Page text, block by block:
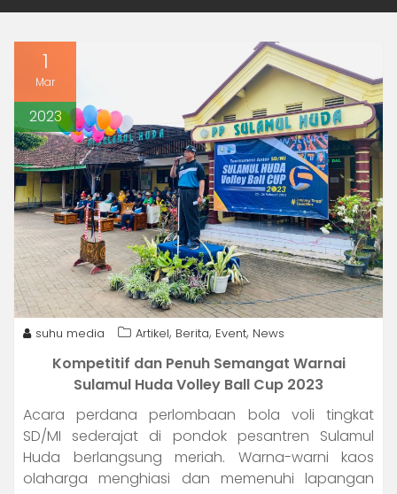
1
Mar
2023
suhu media Artikel, Berita, Event, News
Kompetitif dan Penuh Semangat Warnai
Sulamul Huda Volley Ball Cup 2023
Acara perdana perlombaan bola voli tingkat
SD/MI sederajat di pondok pesantren Sulamul
Huda berlangsung meriah. Warna-warni kaos
olaharga menghiasi dan memenuhi lapangan